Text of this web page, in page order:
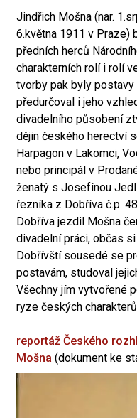
Jindřich Mošna (nar.
6.května 1911 v Praze)
předních herců
charakterních rolí i rolí
tvorby pak byly
předurčoval i jeho
divadelního působení
dějin českého herectví
Harpagon v Lakomci,
nebo principál v
ženatý s Josefínou
řezníka z Dobříva č.p.
Dobříva jezdil Mošna
divadelní práci, občas
Dobřívští sousedé se
postavám, studoval
Všechny jím vytvořené
ryze českých
reportáž Českého
Mošna (dokument ke